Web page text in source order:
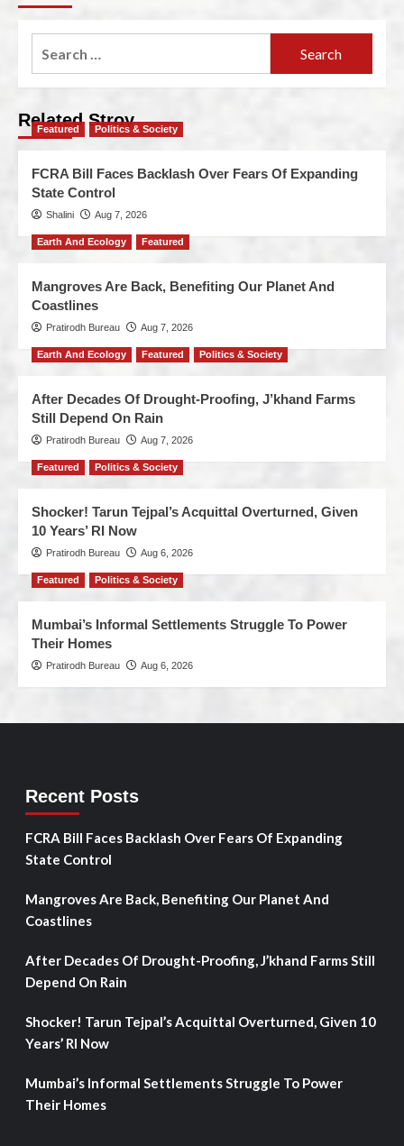
Related Stroy
Featured Politics & Society
FCRA Bill Faces Backlash Over Fears Of Expanding
State Control
Shalini Aug 7, 2026
Earth And Ecology Featured
Mangroves Are Back, Benefiting Our Planet And
Coastlines
Pratirodh Bureau Aug 7, 2026
Earth And Ecology Featured Politics & Society
After Decades Of Drought-Proofing, J’khand Farms
Still Depend On Rain
Pratirodh Bureau Aug 7, 2026
Featured Politics & Society
Shocker! Tarun Tejpal’s Acquittal Overturned, Given
10 Years’ RI Now
Pratirodh Bureau Aug 6, 2026
Featured Politics & Society
Mumbai’s Informal Settlements Struggle To Power
Their Homes
Pratirodh Bureau Aug 6, 2026
Recent Posts
FCRA Bill Faces Backlash Over Fears Of Expanding
State Control
Mangroves Are Back, Benefiting Our Planet And
Coastlines
After Decades Of Drought-Proofing, J’khand Farms Still
Depend On Rain
Shocker! Tarun Tejpal’s Acquittal Overturned, Given 10
Years’ RI Now
Mumbai’s Informal Settlements Struggle To Power
Their Homes